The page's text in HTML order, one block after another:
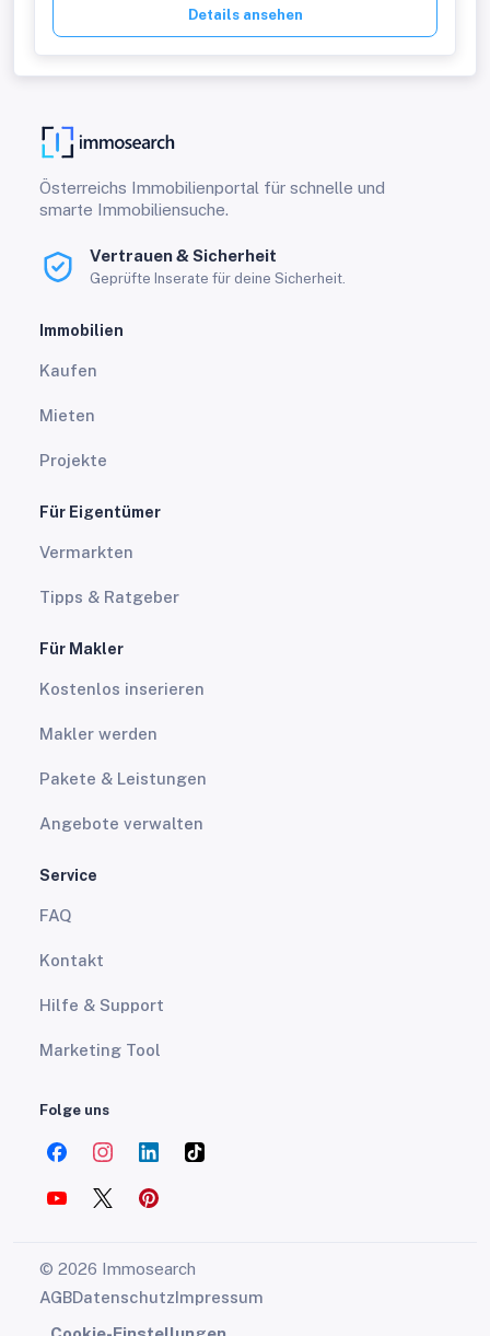
Details ansehen
Österreichs Immobilienportal für schnelle und
smarte Immobiliensuche.
Vertrauen & Sicherheit
Geprüfte Inserate für deine Sicherheit.
Immobilien
Kaufen
Mieten
Projekte
Für Eigentümer
Vermarkten
Tipps & Ratgeber
Für Makler
Kostenlos inserieren
Makler werden
Pakete & Leistungen
Angebote verwalten
Service
FAQ
Kontakt
Hilfe & Support
Marketing Tool
Folge uns
© 2026 Immosearch
AGBDatenschutzImpressum